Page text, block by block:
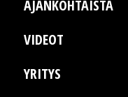
AJANKOHTAISTA
VIDEOT
YRITYS